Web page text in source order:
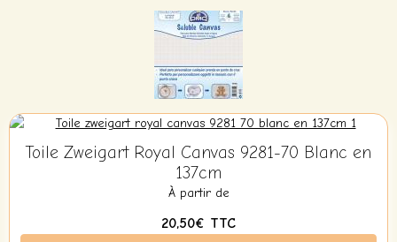
Toile Zweigart Royal Canvas 9281-70 Blanc en
137cm
À partir de
20,50€ TTC